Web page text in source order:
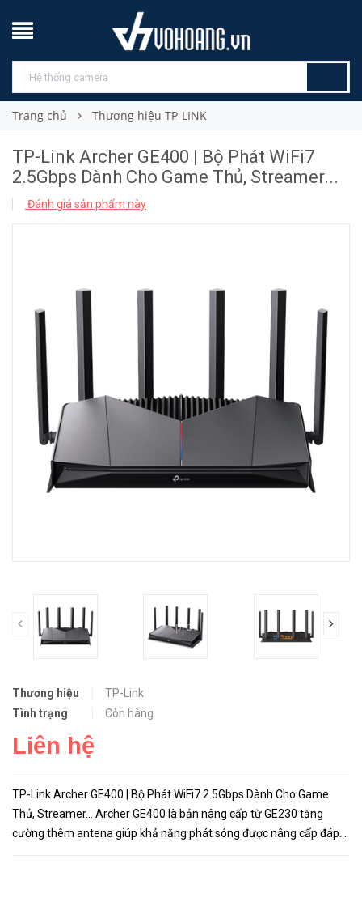
Trang chủ Thương hiệu TP-LINK
TP-Link Archer GE400 | Bộ Phát WiFi7
2.5Gbps Dành Cho Game Thủ, Streamer...
Đánh giá sản phẩm này
prev
Thương hiệu
TP-Link
Tình trạng
Còn hàng
Liên hệ
TP-Link Archer GE400 | Bộ Phát WiFi7 2.5Gbps Dành Cho Game
Thủ, Streamer... Archer GE400 là bản nâng cấp từ GE230 tăng
cường thêm antena giúp khả năng phát sóng được nâng cấp đáp